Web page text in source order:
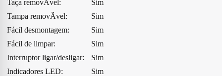
Taça removÃ­vel:
Sim
Tampa removÃ­vel:
Sim
Fácil desmontagem:
Sim
Fácil de limpar:
Sim
Interruptor ligar/desligar:
Sim
Indicadores LED:
Sim